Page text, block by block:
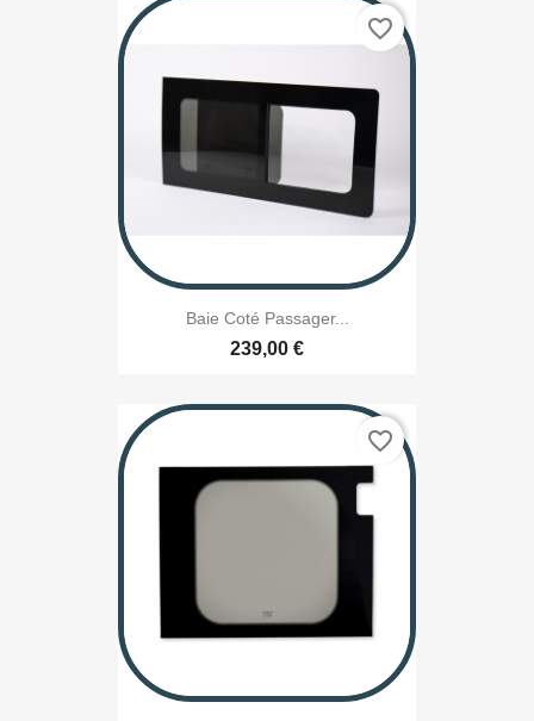
Baie Coté Passager...
239,00 €
favorite_border
favorite_border